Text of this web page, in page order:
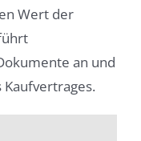
Wert der
an und